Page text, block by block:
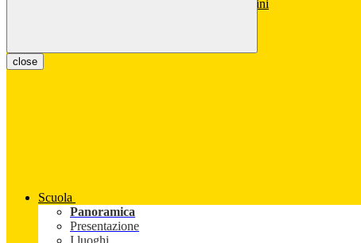
close
Scuola
Panoramica
Presentazione